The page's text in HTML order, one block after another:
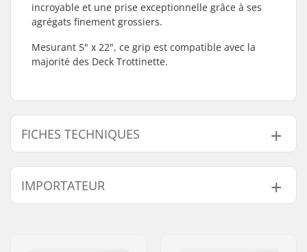
incroyable et une prise exceptionnelle grâce à ses
agrégats finement grossiers.
Mesurant 5" x 22", ce grip est compatible avec la
majorité des Deck Trottinette.
FICHES TECHNIQUES
Longueur :
55.9cm (22")
Largeur :
IMPORTATEUR